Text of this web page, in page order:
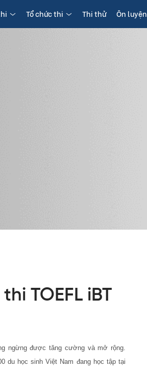
Tổ chức thi Thi thử Ôn luyện
TOEFL iBT
ngừng được tăng cường và mở rộng.
du học sinh Việt Nam đang học tập tại